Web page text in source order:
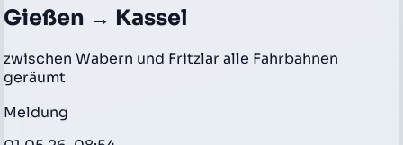
Gießen → Kassel
zwischen Wabern und Fritzlar alle Fahrbahnen
geräumt
Meldung